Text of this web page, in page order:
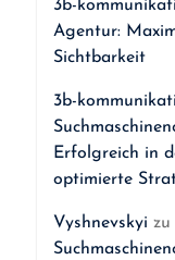
3b-
Agentur:
Sichtbarkeit
3b-
Erfolgreich in
optimierte
Vyshnevskyi zu